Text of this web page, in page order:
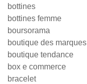
bottines
bottines femme
boursorama
boutique des marques
boutique tendance
box e commerce
bracelet